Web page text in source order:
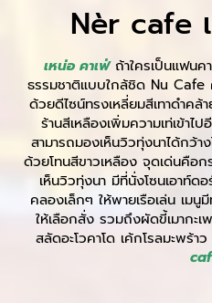
Nèr cafe
เหน่อ คาเฟ่ถ้าใครเป็นแฟนค
ธรรมชาติแบบใกล้ชิด Nu Cafe
ด้วยดีไซน์ทรงเหลี่ยมสีเทาดำค
ร้านสีเหลืองเพิ่มความเท่เข้าไ
สามารถมองเห็นวิวทุ่งนาได้กว้
ด้วยโทนสีขาวเหลือง จุดเด่นคือ
เห็นวิวทุ่งนา มีที่นั่งโซนเอาท์
คลองเล็กๆ ให้พายเรือเล่น เม
ให้เลือกสั่ง รวมถึงผัดขี้เมากะ
สลัดอะโวคาโด เค้กโรลมะพร้า